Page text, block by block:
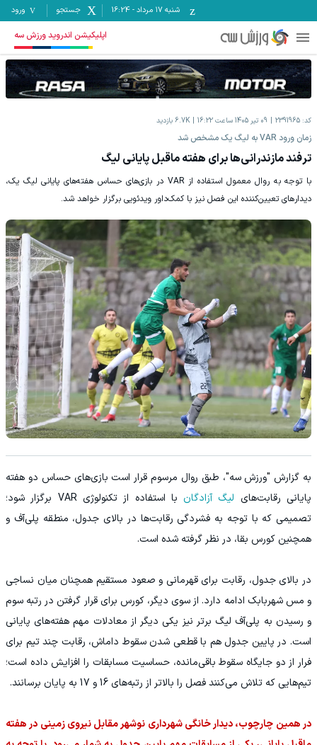
شنبه ۱۷ مرداد -
16:24 جستجو ورود
اپلیکیشن اندروید ورزش سه
کد: 2391965 09 تیر 1405 ساعت 16:22 6.7K بازدید
زمان ورود VAR به لیگ یک مشخص شد
ترفند مازندرانی‌ها برای هفته ماقبل پایانی لیگ
با توجه به روال معمول استفاده از VAR در بازی‌های حساس هفته‌های پایانی لیگ یک،
دیدارهای تعیین‌کننده این فصل نیز با کمک‌داور ویدئویی برگزار خواهد شد.
به گزارش "ورزش سه"، طبق روال مرسوم قرار است بازی‌های حساس دو هفته
پایانی رقابت‌های لیگ آزادگان
با استفاده از تکنولوژی VAR برگزار شود؛
تصمیمی که با توجه به فشردگی رقابت‌ها در بالای جدول، منطقه پلی‌آف و
همچنین کورس بقا، در نظر گرفته شده است.
در بالای جدول، رقابت برای قهرمانی و صعود مستقیم همچنان میان نساجی
و مس شهربابک ادامه دارد. از سوی دیگر، کورس برای قرار گرفتن در رتبه سوم
و رسیدن به پلی‌آف لیگ برتر نیز یکی دیگر از معادلات مهم هفته‌های پایانی
است. در پایین جدول هم با قطعی شدن سقوط داماش، رقابت چند تیم برای
فرار از دو جایگاه سقوط باقی‌مانده، حساسیت مسابقات را افزایش داده است؛
تیم‌هایی که تلاش می‌کنند فصل را بالاتر از رتبه‌های 16 و 17 به پایان برسانند.
در همین چارچوب، دیدار خانگی شهرداری نوشهر مقابل نیروی زمینی در هفته